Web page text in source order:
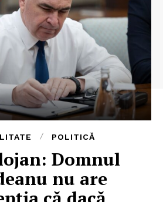
POLITICĂ
Domnul
nu are